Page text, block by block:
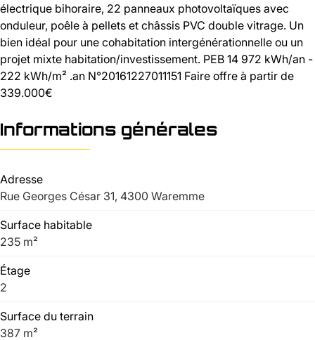
électrique bihoraire, 22 panneaux photovoltaïques avec
onduleur, poêle à pellets et châssis PVC double vitrage. Un
bien idéal pour une cohabitation intergénérationnelle ou un
projet mixte habitation/investissement. PEB 14 972 kWh/an -
222 kWh/m² .an N°20161227011151 Faire offre à partir de
339.000€
Informations générales
Adresse
Rue Georges César 31, 4300 Waremme
Surface habitable
235 m²
Étage
2
Surface du terrain
387 m²